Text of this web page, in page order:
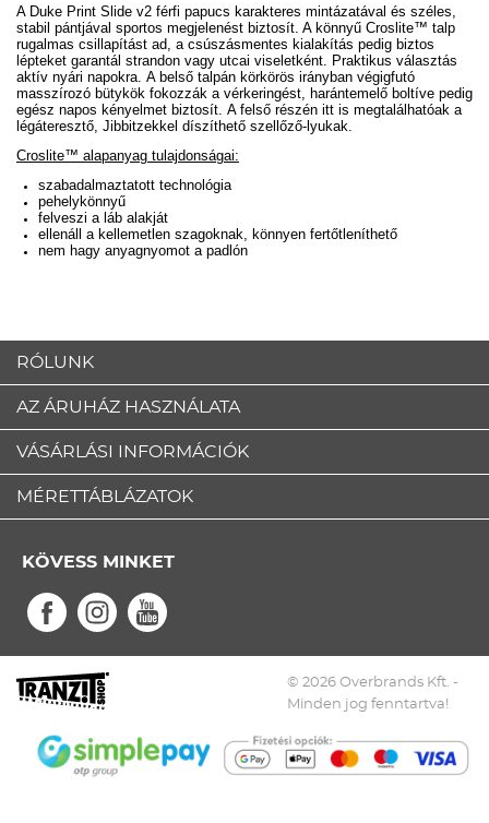
A Duke Print Slide v2 férfi papucs karakteres mintázatával és széles,
stabil pántjával sportos megjelenést biztosít. A könnyű Croslite™ talp
rugalmas csillapítást ad, a csúszásmentes kialakítás pedig biztos
lépteket garantál strandon vagy utcai viseletként. Praktikus választás
aktív nyári napokra. A belső talpán körkörös irányban végigfutó
masszírozó bütykök fokozzák a vérkeringést, harántemelő boltíve pedig
egész napos kényelmet biztosít. A felső részén itt is megtalálhatóak a
légáteresztő, Jibbitzekkel díszíthető szellőző-lyukak.
Croslite™ alapanyag tulajdonságai:
szabadalmaztatott technológia
pehelykönnyű
felveszi a láb alakját
ellenáll a kellemetlen szagoknak, könnyen fertőtleníthető
nem hagy anyagnyomot a padlón
RÓLUNK
AZ ÁRUHÁZ HASZNÁLATA
VÁSÁRLÁSI INFORMÁCIÓK
MÉRETTÁBLÁZATOK
KÖVESS MINKET
© 2026 Overbrands Kft. -
Minden jog fenntartva!